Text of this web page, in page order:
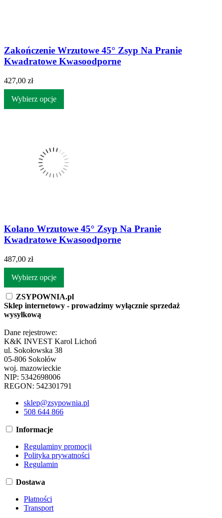
Zakończenie Wrzutowe 45° Zsyp Na Pranie
Kwadratowe Kwasoodporne
427,00 zł
Wybierz opcje
Kolano Wrzutowe 45° Zsyp Na Pranie
Kwadratowe Kwasoodporne
487,00 zł
Wybierz opcje
ZSYPOWNIA.pl
Sklep internetowy - prowadzimy wyłącznie sprzedaż
wysyłkową
Dane rejestrowe:
K&K INVEST Karol Lichoń
ul. Sokołowska 38
05-806 Sokołów
woj. mazowieckie
NIP: 5342698006
REGON: 542301791
sklep@zsypownia.pl
508 644 866
Informacje
Regulaminy promocji
Polityka prywatności
Regulamin
Dostawa
Płatności
Transport